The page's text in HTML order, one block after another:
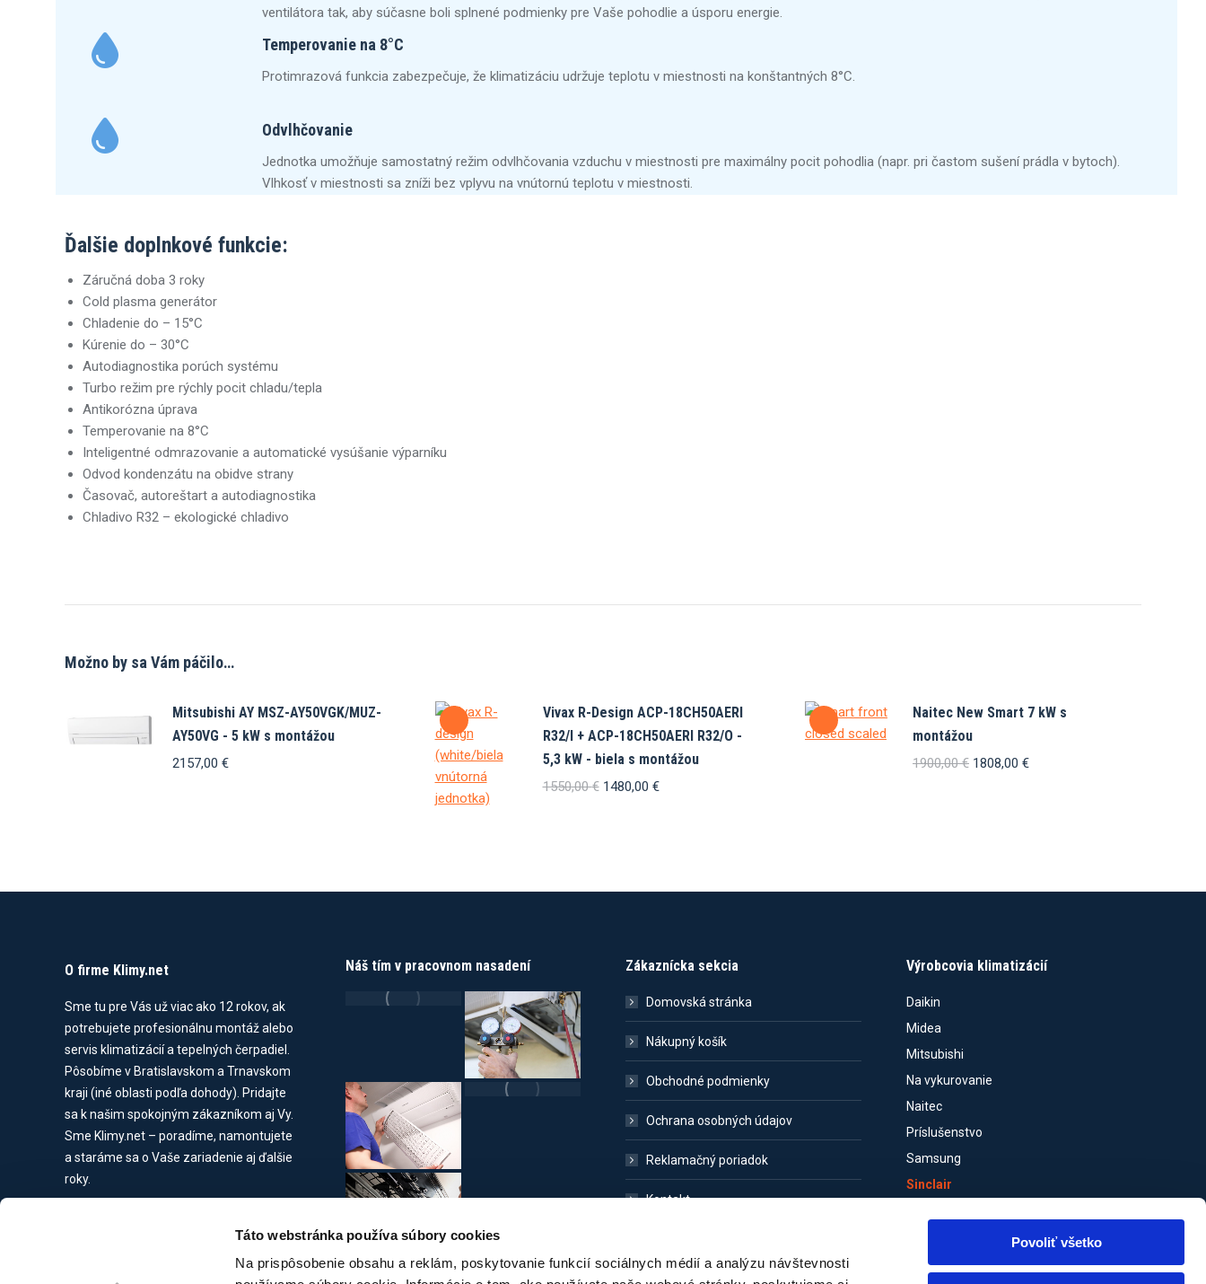
Táto webstránka používa súbory cookies
Na prispôsobenie obsahu a reklám, poskytovanie funkcií sociálnych médií a analýzu návštevnosti
Povoliť všetko
ventilátora tak, aby súčasne boli splnené podmienky pre Vaše pohodlie a úsporu energie.
Temperovanie na 8°C
Protimrazová funkcia zabezpečuje, že klimatizáciu udržuje teplotu v miestnosti na konštantných 8°C.
Odvlhčovanie
Jednotka umožňuje samostatný režim odvlhčovania vzduchu v miestnosti pre maximálny pocit pohodlia (napr. pri častom sušení prádla v bytoch).
Vlhkosť v miestnosti sa zníži bez vplyvu na vnútornú teplotu v miestnosti.
Ďalšie doplnkové funkcie:
Záručná doba 3 roky
Cold plasma generátor
Chladenie do – 15°C
Kúrenie do – 30°C
Autodiagnostika porúch systému
Turbo režim pre rýchly pocit chladu/tepla
Antikorózna úprava
Temperovanie na 8°C
Inteligentné odmrazovanie a automatické vysúšanie výparníku
Odvod kondenzátu na obidve strany
Časovač, autoreštart a autodiagnostika
Chladivo R32 – ekologické chladivo
Možno by sa Vám páčilo…
Mitsubishi AY MSZ-AY50VGK/MUZ-
AY50VG - 5 kW s montážou
2157,00 €
Vivax R-Design ACP-18CH50AERI
R32/I + ACP-18CH50AERI R32/O -
5,3 kW - biela s montážou
1550,00€ Pôvodná
1480,00 €Aktuálna
Naitec New Smart 7 kW s
montážou
1900,00€ Pôvodná
1808,00 €Aktuálna
O firme Klimy.net
Sme tu pre Vás už viac ako 12 rokov, ak
potrebujete profesionálnu montáž alebo
servis klimatizácií a tepelných čerpadiel.
Pôsobíme v Bratislavskom a Trnavskom
kraji (iné oblasti podľa dohody). Pridajte
sa k našim spokojným zákazníkom aj Vy.
Sme Klimy.net – poradíme, namontujete
a staráme sa o Vaše zariadenie aj ďalšie
roky.
Náš tím v pracovnom nasadení Zákaznícka sekcia
Domovská stránka
Nákupný košík
Obchodné podmienky
Ochrana osobných údajov
Reklamačný poriadok
Kontakt
Výrobcovia klimatizácií
Daikin
Midea
Mitsubishi
Na vykurovanie
Naitec
Príslušenstvo
Samsung
Sinclair
Vivax